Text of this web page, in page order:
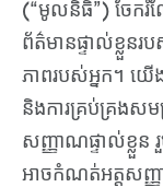
(“មូលនិធិ”) ចែករំលែ
ព័ត៌មានផ្ទាល់ខ្លួនរ
ភាពរបស់អ្នក។ យើ
និងការគ្រប់គ្រងស
សញ្ញាណផ្ទាល់ខ្លួន
អាចកំណត់អត្តសញ្